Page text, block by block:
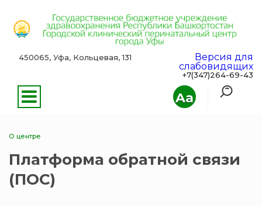
Aa
450065, Уфа, Кольцевая, 131
Версия для
слабовидящих
+7(347)264-69-43
О центре
Платформа обратной связи
(ПОС)